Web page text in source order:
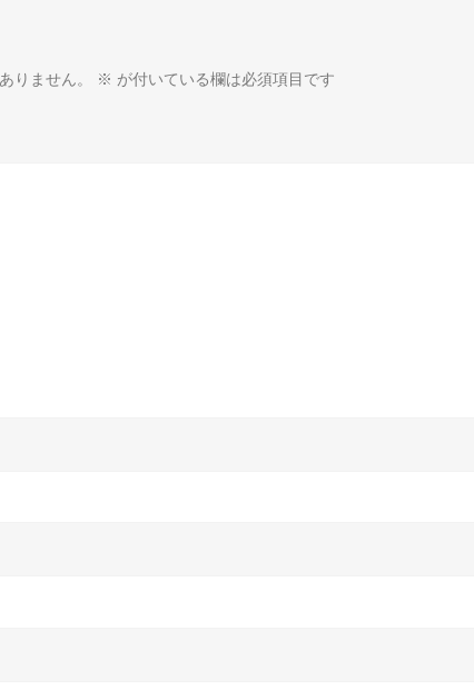
りません。 ※ が付いている欄は必須項目です